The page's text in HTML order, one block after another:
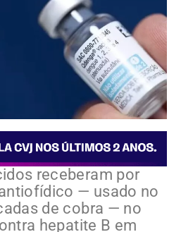
receberam por
— usado no
de cobra — no
hepatite B em